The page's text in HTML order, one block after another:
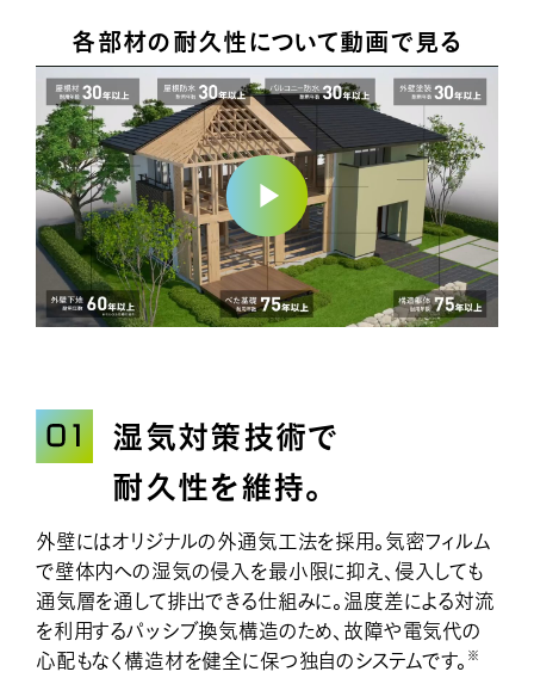
お問い合わせ
カタログ請求
各部材の耐久性について動画で見る
Play
Video
湿気対策技術で
耐久性を維持。
外壁にはオリジナルの外通気工法を採用。気密フィルム
で壁体内への湿気の侵入を最小限に抑え、侵入しても
通気層を通して排出できる仕組みに。温度差による対流
を利用するパッシブ換気構造のため、故障や電気代の
心配もなく構造材を健全に保つ独自のシステムです。 ※